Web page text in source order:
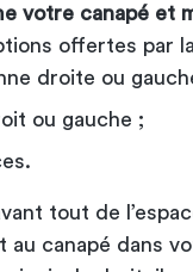
votre canapé et
offertes par
droite ou
ou gauche ;
tout de
au canapé dans